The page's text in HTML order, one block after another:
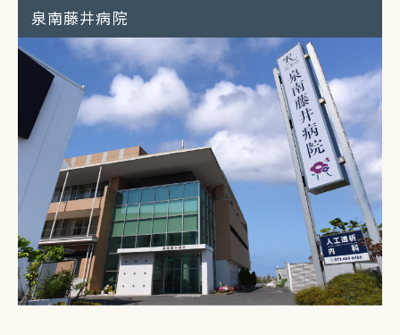
泉南藤井病院